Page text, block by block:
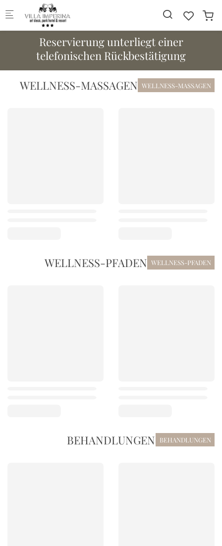
Skip to main content
Reservierung unterliegt einer
telefonischen Rückbestätigung
WELLNESS-MASSAGEN WELLNESS-MASSAGEN
WELLNESS-PFADEN WELLNESS-PFADEN
BEHANDLUNGEN BEHANDLUNGEN